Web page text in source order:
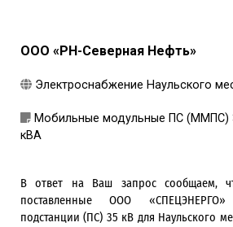
ООО «РН-Северная Нефть»
Электроснабжение Наульского
Мобильные модульные ПС (ММПС)
кВА
В ответ на Ваш запрос сообщаем,
поставленные ООО «СПЕЦЭНЕРГО»
подстанции (ПС) 35 кВ для Наульского